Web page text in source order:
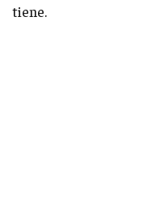
tiene.